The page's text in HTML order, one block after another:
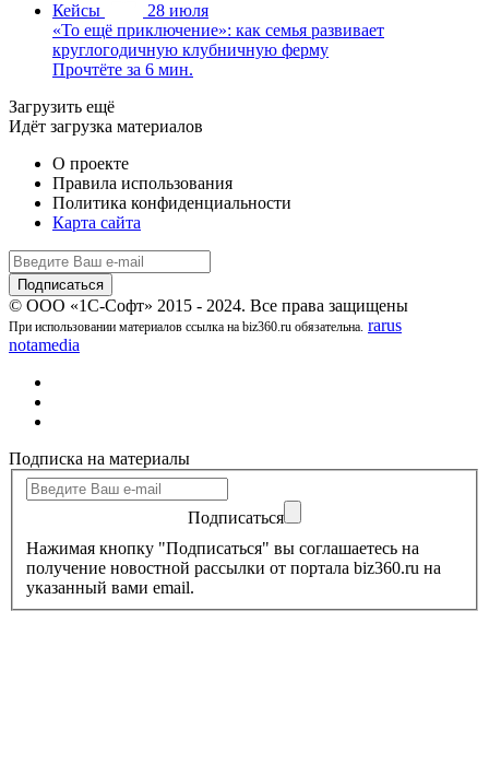
Кейсы
28 июля
«То ещё приключение»: как семья развивает
круглогодичную клубничную ферму
Прочтёте за 6 мин.
Загрузить ещё
Идёт загрузка материалов
О проекте
Правила использования
Политика конфиденциальности
Карта сайта
© ООО «1С-Софт» 2015 - 2024. Все права защищены
При использовании материалов ссылка на biz360.ru обязательна. rarus
notamedia
Подписка на материалы
Подписаться
Нажимая кнопку "Подписаться" вы соглашаетесь на
получение новостной рассылки от портала biz360.ru на
указанный вами email.